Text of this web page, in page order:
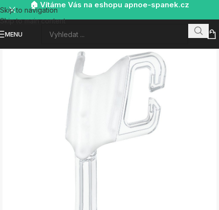
Skip to navigation
Skip to main content
🏠 Vítáme Vás na eshopu apnoe-spanek.cz
MENU